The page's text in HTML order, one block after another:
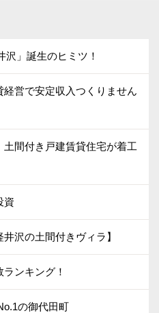
沢」誕生のヒミツ！
経営で安定収入つくりません
土間付き戸建賃貸住宅が着工
資
沢の土間付きヴィラ】
ンキング！
の御代田町